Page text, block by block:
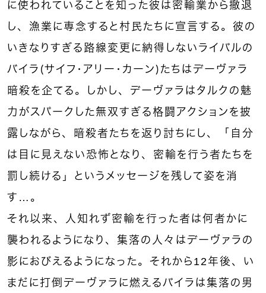
に使われていることを知った彼は密輸業から撤退
し、漁業に専念すると村民たちに宣言する。彼の
いきなりすぎる路線変更に納得しないライバルの
バイラ（サイフ・アリー・カーン）たちはデーヴァラ
暗殺を企てる。しかし、デーヴァラはタルクの魅
力がスパークした無双すぎる格闘アクションを披
露しながら、暗殺者たちを返り討ちにし、「自分
は目に見えない恐怖となり、密輸を行う者たちを
罰し続ける」というメッセージを残して姿を消
す…。
それ以来、人知れず密輸を行った者は何者かに
襲われるようになり、集落の人々はデーヴァラの
影におびえるようになった。 それから12年後、い
まだに打倒デーヴァラに燃えるバイラは集落の男